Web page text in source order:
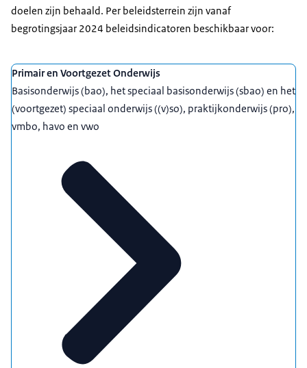
doelen zijn behaald. Per beleidsterrein zijn vanaf
begrotingsjaar 2024 beleidsindicatoren beschikbaar voor:
Uitgelicht
Primair en Voortgezet Onderwijs
Basisonderwijs (bao), het speciaal basisonderwijs (sbao) en het
(voortgezet) speciaal onderwijs ((v)so), praktijkonderwijs (pro),
vmbo, havo en vwo